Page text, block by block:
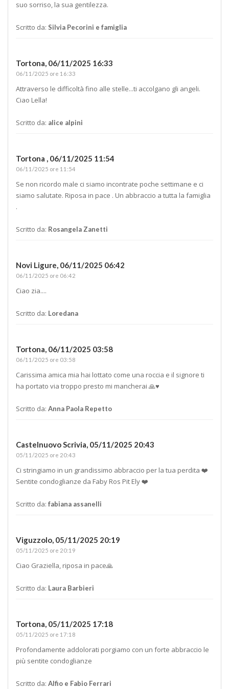
suo sorriso, la sua gentilezza.
Scritto da: Silvia Pecorini e famiglia
Tortona, 06/11/2025 16:33
06/11/2025 ore 16:33
Attraverso le difficoltà fino alle stelle...ti accolgano gli angeli.
Ciao Lella!
Scritto da: alice alpini
Tortona , 06/11/2025 11:54
06/11/2025 ore 11:54
Se non ricordo male ci siamo incontrate poche settimane e ci
siamo salutate. Riposa in pace . Un abbraccio a tutta la famiglia
.
Scritto da: Rosangela Zanetti
Novi Ligure, 06/11/2025 06:42
06/11/2025 ore 06:42
Ciao zia....
Scritto da: Loredana
Tortona, 06/11/2025 03:58
06/11/2025 ore 03:58
Carissima amica mia hai lottato come una roccia e il signore ti
ha portato via troppo presto mi mancherai 🙏♥️
Scritto da: Anna Paola Repetto
Castelnuovo Scrivia, 05/11/2025 20:43
05/11/2025 ore 20:43
Ci stringiamo in un grandissimo abbraccio per la tua perdita ❤️
Sentite condoglianze da Faby Ros Pit Ely ❤️
Scritto da: fabiana assanelli
Viguzzolo, 05/11/2025 20:19
05/11/2025 ore 20:19
Ciao Graziella, riposa in pace🙏
Scritto da: Laura Barbieri
Tortona, 05/11/2025 17:18
05/11/2025 ore 17:18
Profondamente addolorati porgiamo con un forte abbraccio le
più sentite condoglianze
Scritto da: Alfio e Fabio Ferrari